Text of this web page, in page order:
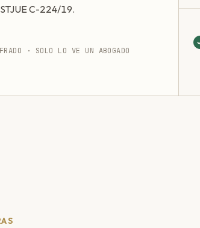
C-224/19.
· SOLO LO VE UN ABOGADO